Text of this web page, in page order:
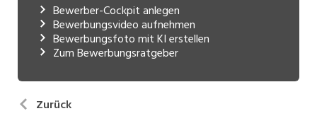
Bewerber-Cockpit anlegen
Bewerbungsvideo aufnehmen
Bewerbungsfoto mit KI erstellen
Zum Bewerbungsratgeber
Zurück